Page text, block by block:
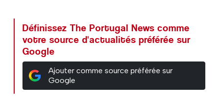
Définissez The Portugal News comme
votre source d'actualités préférée sur
Google
Ajouter comme source préférée sur
Google